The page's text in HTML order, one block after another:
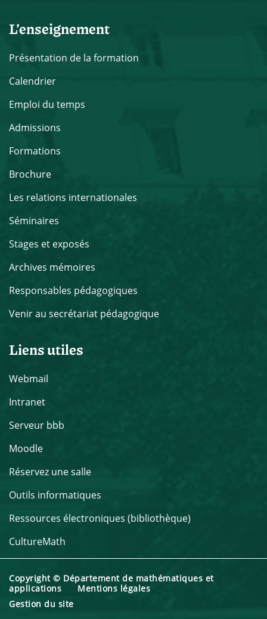
L’enseignement
Présentation de la formation
Calendrier
Emploi du temps
Admissions
Formations
Brochure
Les relations internationales
Séminaires
Stages et exposés
Archives mémoires
Responsables pédagogiques
Venir au secrétariat pédagogique
Liens utiles
Webmail
Intranet
Serveur bbb
Moodle
Réservez une salle
Outils informatiques
Ressources électroniques (bibliothèque)
CultureMath
Copyright © Département de mathématiques et
applications Mentions légales
Gestion du site